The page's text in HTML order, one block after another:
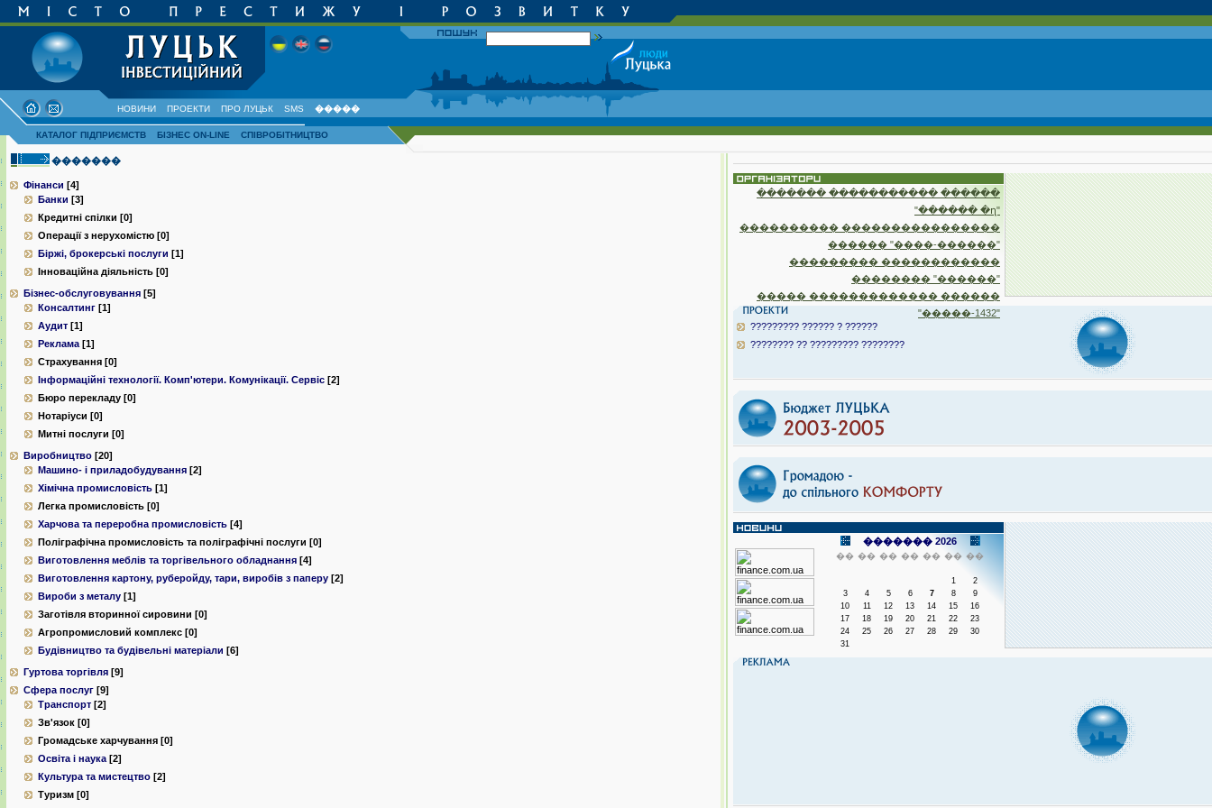
НОВИНИ ПРОЕКТИ ПРО ЛУЦЬК SMS �����
КАТАЛОГ ПІДПРИЄМСТВ БІЗНЕС ON-LINE СПІВРОБІТНИЦТВО
�������
Фінанси [4]
Банки [3]
Кредитні спілки [0]
Операції з нерухомістю [0]
Біржі, брокерські послуги [1]
Інноваційна діяльність [0]
Бізнес-обслуговування [5]
Консалтинг [1]
Аудит [1]
Реклама [1]
Страхування [0]
Інформаційні технології. Комп'ютери. Комунiкацiї. Сервiс [2]
Бюро перекладу [0]
Нотаріуси [0]
Митні послуги [0]
Виробництво [20]
Машино- і приладобудування [2]
Хімічна промисловість [1]
Легка промисловість [0]
Харчова та переробна промисловість [4]
Поліграфічна промисловість та поліграфічні послуги [0]
Виготовлення меблів та торгівельного обладнання [4]
Виготовлення картону, руберойду, тари, виробів з паперу [2]
Вироби з металу [1]
Заготівля вторинної сировини [0]
Агропромисловий комплекс [0]
Будівництво та будівельні матеріали [6]
Гуртова торгівля [9]
Сфера послуг [9]
Транспорт [2]
Зв'язок [0]
Громадське харчування [0]
Освіта і наука [2]
Культура та мистецтво [2]
Туризм [0]
������� ����������� ������
"������ �ղ"
���������� ����������������
������ "����-������"
��������� ������������
�������� "������"
����� ������������� ������
"�����-1432"
????????? ?????? ? ??????
???????? ?? ????????? ????????
������� 2026
�� �� �� �� �� �� ��
1
2
3
4 5 6 7 8
9
10
11 12 13 14 15
16
17
18 19 20 21 22
23
24
25 26 27 28 29
30
31